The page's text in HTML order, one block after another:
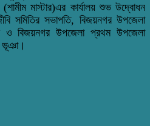
মাস্টার)এর কার্যালয় শুভ উদ্বোধন
সমিতির সভাপতি, বিজয়নগর উপজেলা
ও বিজয়নগর উপজেলা প্রথম উপজেলা
ভূঞা।